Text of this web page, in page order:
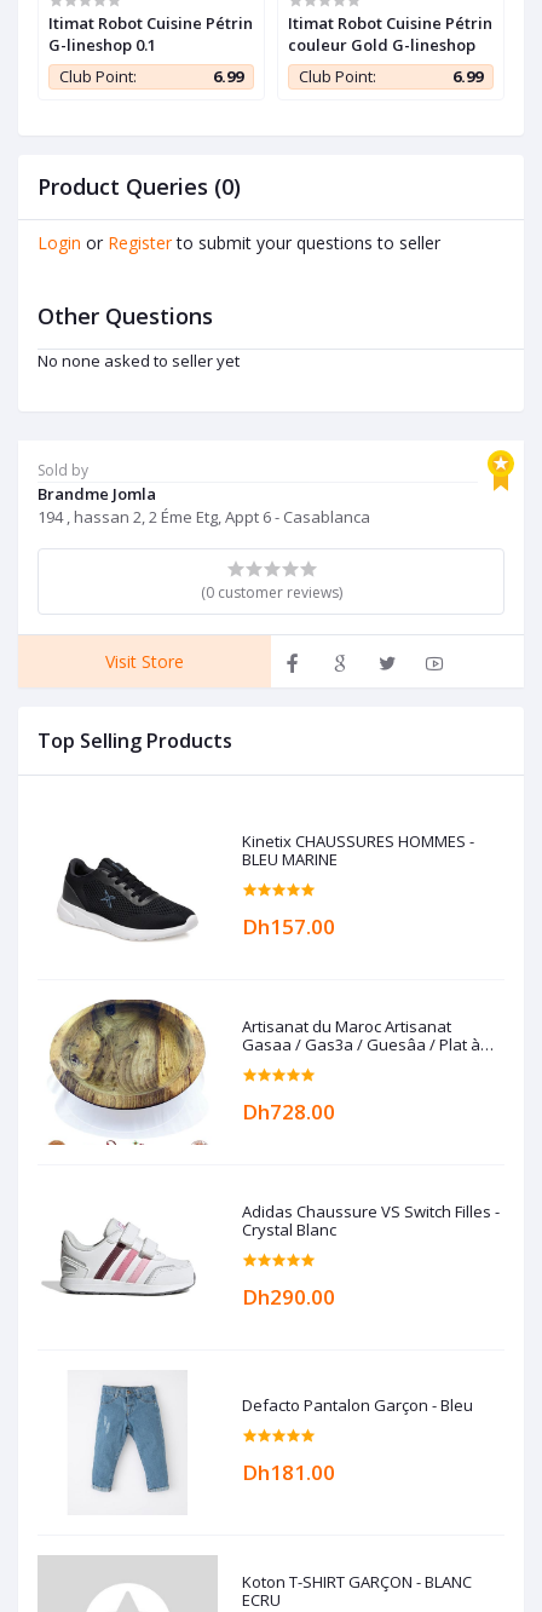
Sold by
Brandme Jomla
194 , hassan 2, 2 Éme Etg, Appt 6 - Casablanca
(0 customer reviews)
Visit Store
Top Selling Products
Kinetix CHAUSSURES HOMMES -
BLEU MARINE
Dh157.00
Artisanat du Maroc Artisanat
Gasaa / Gas3a / Guesâa / Plat à
couscous en Bois de noyer
Dh728.00
Adidas Chaussure VS Switch Filles -
Crystal Blanc
Dh290.00
Defacto Pantalon Garçon - Bleu
Dh181.00
Koton T-SHIRT GARÇON - BLANC
ECRU
Itimat Robot Cuisine Pétrin
G-lineshop 0.1
Club Point:
6.99
Itimat Robot Cuisine Pétrin
couleur Gold G-lineshop
Club Point:
6.99
Product Queries (0)
Login or Register to submit your questions to seller
Other Questions
No none asked to seller yet